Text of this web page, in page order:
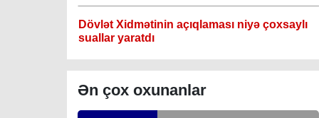
Dövlət Xidmətinin açıqlaması niyə çoxsaylı
suallar yaratdı
Məhkəmə prosesi ilə bağlı yerində baxış
keçirilib
Ən çox oxunanlar
Nəsimi bələdiyyəsi
06-04-2023
Nərimanov bələdiyyəsi
06-04-2023